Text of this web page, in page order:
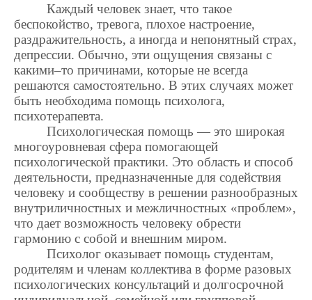
Каждый человек знает, что такое
беспокойство, тревога, плохое настроение,
раздражительность, а иногда и непонятный страх,
депрессии. Обычно, эти ощущения связаны с
какими–то причинами, которые не всегда
решаются самостоятельно. В этих случаях может
быть необходима помощь психолога,
психотерапевта.
Психологическая помощь — это широкая
многоуровневая сфера помогающей
психологической практики. Это область и способ
деятельности, предназначенные для содействия
человеку и сообществу в решении разнообразных
внутриличностных и межличностных «проблем»,
что дает возможность человеку обрести
гармонию с собой и внешним миром.
Психолог оказывает помощь студентам,
родителям и членам коллектива в форме разовых
психологических консультаций и долгосрочной